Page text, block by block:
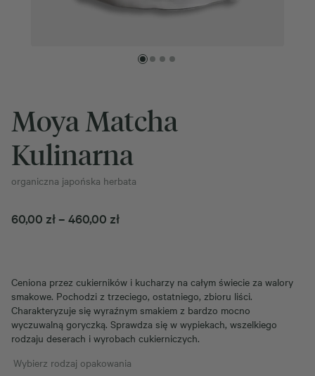
Moya Matcha
Kulinarna
organiczna japońska herbata
60,00 zł – 460,00 złZakres
do
460,00 zł
Ceniona przez cukierników i kucharzy na całym świecie za walory
smakowe. Pochodzi z trzeciego, ostatniego, zbioru liści.
Charakteryzuje się wyraźnym smakiem z bardzo mocno
wyczuwalną goryczką. Sprawdza się w wypiekach, wszelkiego
rodzaju deserach i wyrobach cukierniczych.
Wybierz rodzaj opakowania